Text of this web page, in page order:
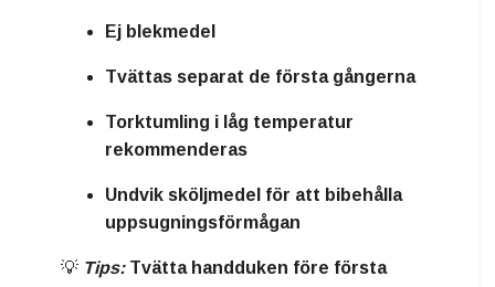
Ej blekmedel
Tvättas separat de första gångerna
Torktumling i låg temperatur
rekommenderas
Undvik sköljmedel för att bibehålla
uppsugningsförmågan
💡 Tips:Tvätta handduken före första